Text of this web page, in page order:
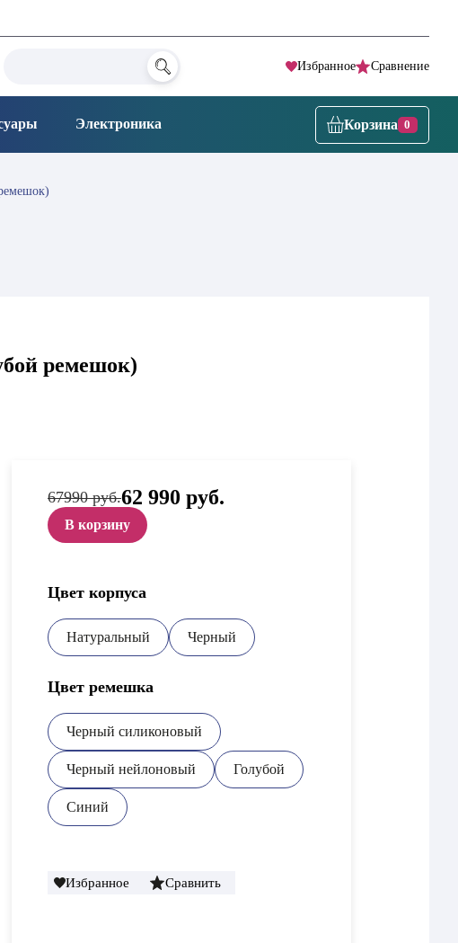
Избранное Сравнение
Электроника Корзина 0
ремешок)
67990 руб.Первоначальная
цена
составляла
67
990 руб..
62 990 руб.
В корзину
Цвет корпуса
Натуральный Черный
Цвет ремешка
Черный силиконовый
Черный нейлоновый Голубой
Синий
Избранное Сравнить